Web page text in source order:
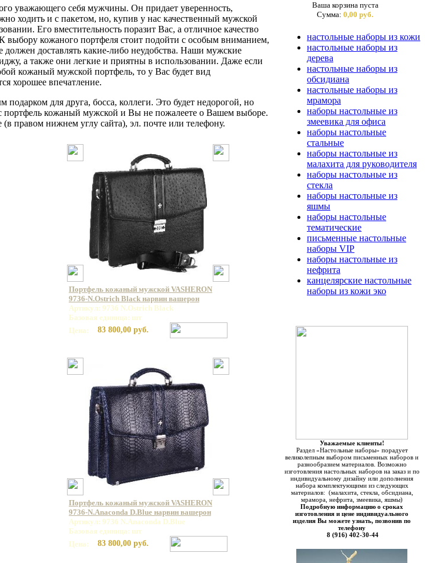
уважающего себя мужчины. Он придает уверенность,
ходить и с пакетом, но, купив у нас качественный мужской
Его вместительность поразит Вас, а отличное качество
выбору кожаного портфеля стоит подойти с особым вниманием,
доставлять какие-либо неудобства. Наши мужские
а также они легкие и приятны в использовании. Даже если
кожаный мужской портфель, то у Вас будет вид
хорошее впечатление.
для друга, босса, коллеги. Это будет недорогой, но
портфель кожаный мужской и Вы не пожалеете о Вашем выборе.
правом нижнем углу сайта), эл. почте или телефону.
Портфель кожаный мужской VASHERON
9736-N.Ostrich Black нарвин вашерон
Артикул: 9736 N.Ostrich Black
Базовая единица: шт
Цена:
83 800,00 руб.
Портфель кожаный мужской VASHERON
9736-N.Anaconda D.Blue нарвин вашерон
Артикул: 9736 N.Anaconda D.Blue
Базовая единица: шт
Цена:
83 800,00 руб.
Ваша корзина пуста
Сумма: 0,00 руб.
настольные наборы из кожи
настольные наборы из
дерева
настольные наборы из
обсидиана
настольные наборы из
мрамора
наборы настольные из
змеевика для офиса
наборы настольные
стальные
наборы настольные из
малахита для руководителя
наборы настольные из
стекла
наборы настольные из
яшмы
наборы настольные
тематические
письменные настольные
наборы VIP
наборы настольные из
нефрита
канцелярские настольные
наборы из кожи эко
Уважаемые клиенты!
Раздел «Настольные наборы» порадует
великолепным выбором письменных наборов и
разнообразием материалов. Возможно
изготовления настольных наборов на заказ и по
индивидуальному дизайну или дополнения
набора комплектующими из следующих
материалов: (малахита, стекла, обсидиана,
мрамора, нефрита, змеевика, яшмы)
Подробную информацию о сроках
изготовления и цене индивидуального
изделия Вы можете узнать, позвонив по
телефону
8 (916) 402-30-44